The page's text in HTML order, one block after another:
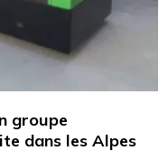
groupe
dans les Alpes